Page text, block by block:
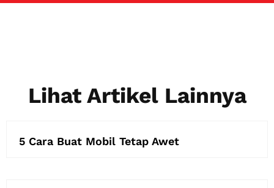
Lihat Artikel Lainnya
5 Cara Buat Mobil Tetap Awet